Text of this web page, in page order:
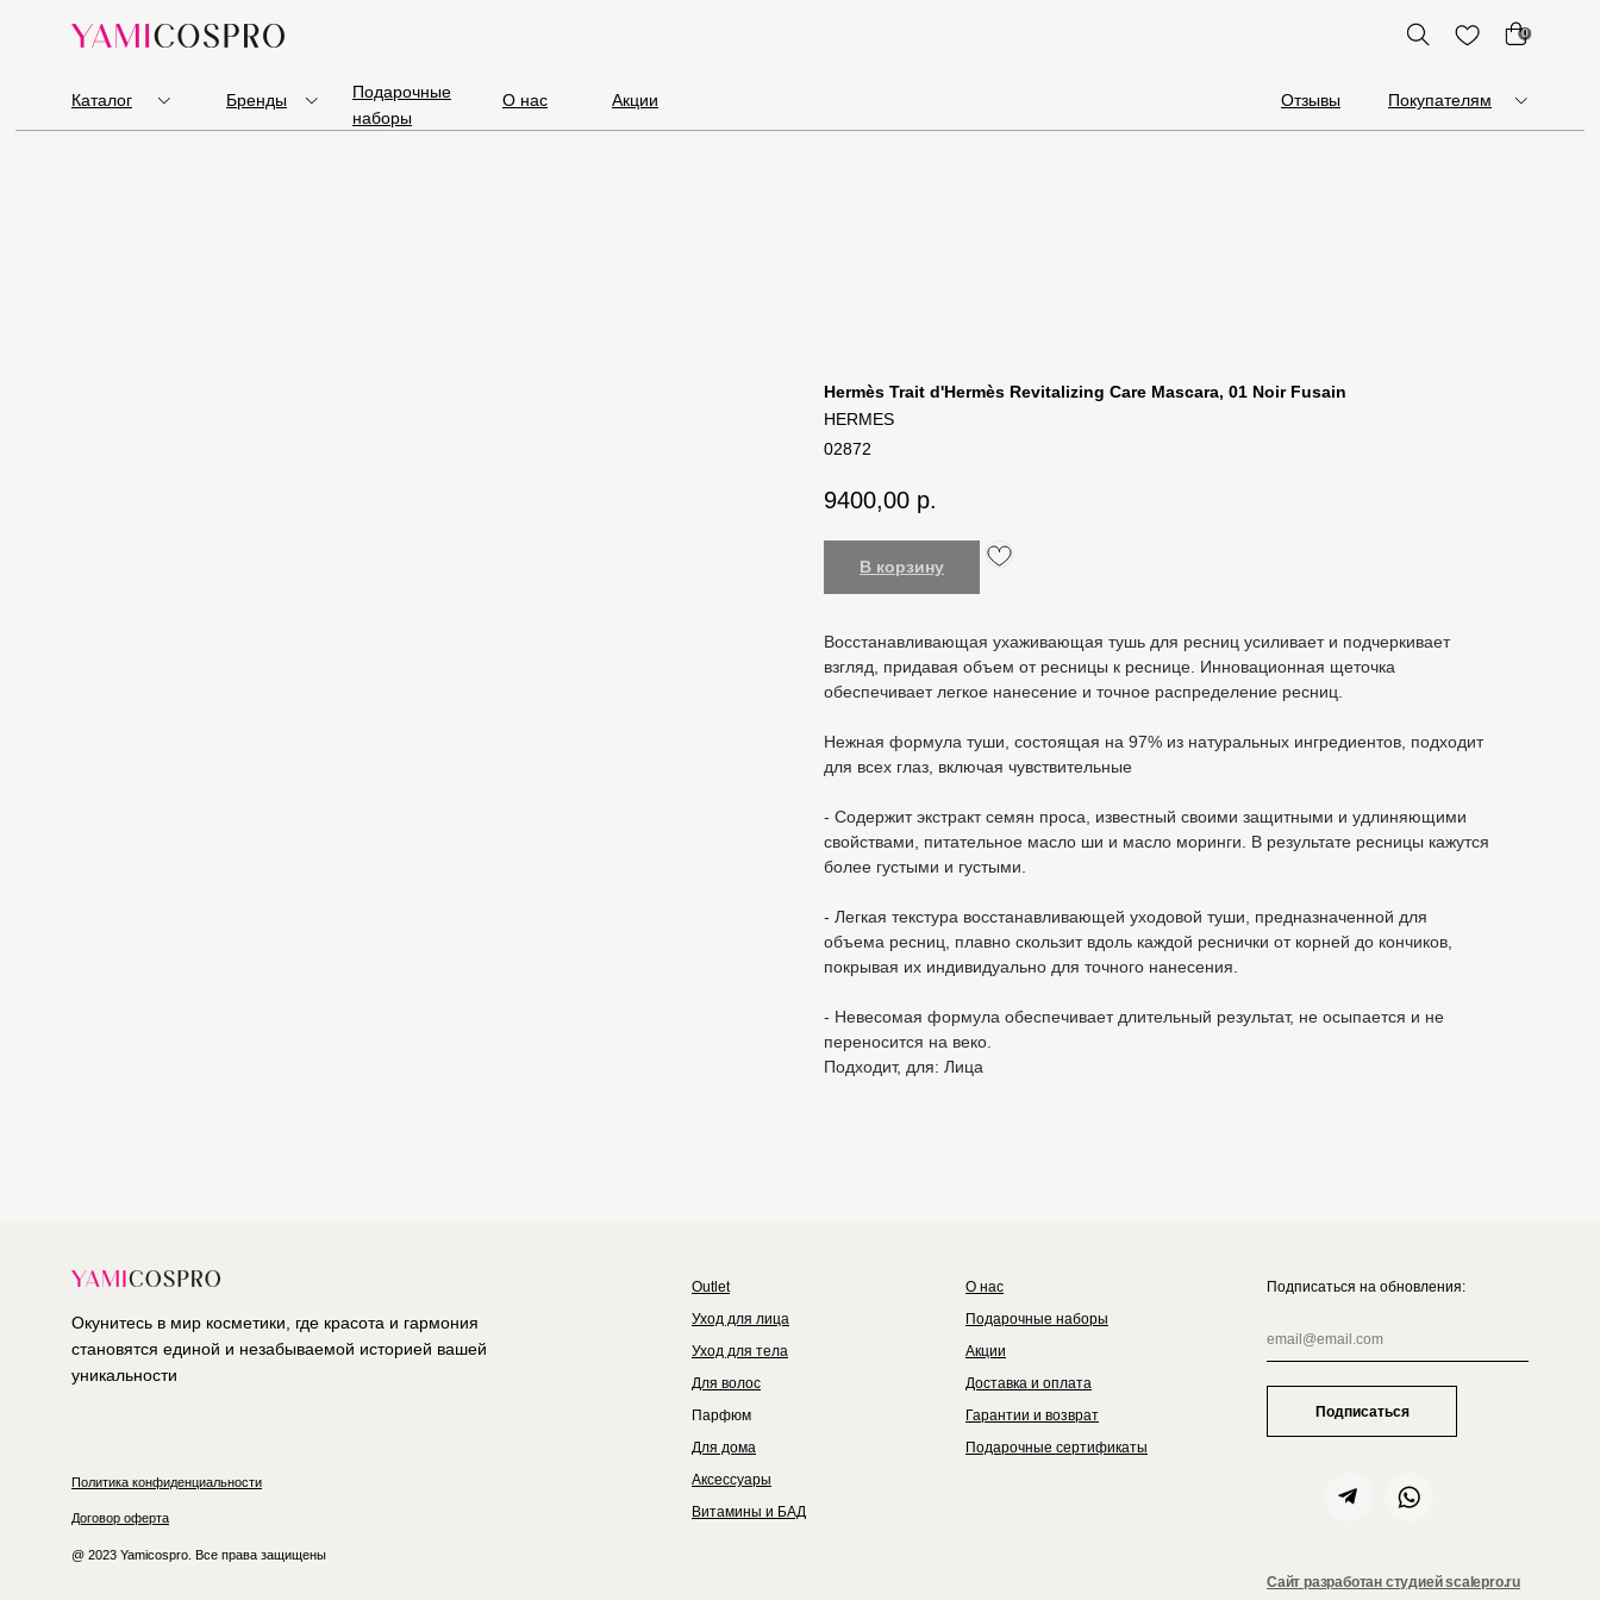
Подарочные
наборы
О нас Акции Отзывы Покупателям
0
Каталог Бренды
Hermès Trait d'Hermès Revitalizing Care Mascara, 01 Noir Fusain
HERMES
02872
9400,00 р.
В корзину
Восстанавливающая ухаживающая тушь для ресниц усиливает и подчеркивает
взгляд, придавая объем от ресницы к реснице. Инновационная щеточка
обеспечивает легкое нанесение и точное распределение ресниц.
Нежная формула туши, состоящая на 97% из натуральных ингредиентов, подходит
для всех глаз, включая чувствительные
- Содержит экстракт семян проса, известный своими защитными и удлиняющими
свойствами, питательное масло ши и масло моринги. В результате ресницы кажутся
более густыми и густыми.
- Легкая текстура восстанавливающей уходовой туши, предназначенной для
объема ресниц, плавно скользит вдоль каждой реснички от корней до кончиков,
покрывая их индивидуально для точного нанесения.
- Невесомая формула обеспечивает длительный результат, не осыпается и не
переносится на веко.
Подходит, для: Лица
Outlet
Окунитесь в мир косметики, где красота и гармония
становятся единой и незабываемой историей вашей
уникальности
Политика конфиденциальности
Договор оферта
@ 2023 Yamicospro. Все права защищены
Уход для лица
Уход для тела
Для волос
Парфюм
Для дома
Аксессуары
Сайт разработан студией scalepro.ru
Витамины и БАД
О нас
Подарочные наборы
Акции
Доставка и оплата
Гарантии и возврат
Подарочные сертификаты
Подписаться на обновления:
Подписаться